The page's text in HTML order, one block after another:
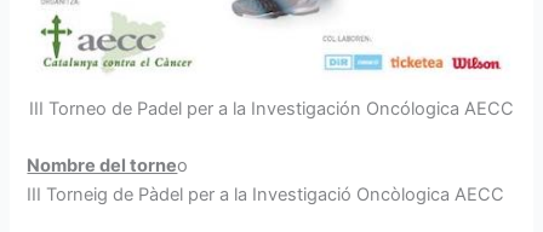
III Torneo de Padel per a la Investigación Oncólogica AECC
Nombre del torneo
III Torneig de Pàdel per a la Investigació Oncòlogica AECC